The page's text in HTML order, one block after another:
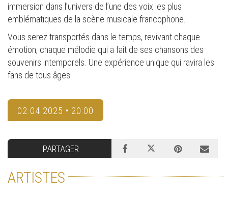
immersion dans l’univers de l’une des voix les plus
emblématiques de la scène musicale francophone.
Vous serez transportés dans le temps, revivant chaque
émotion, chaque mélodie qui a fait de ses chansons des
souvenirs intemporels. Une expérience unique qui ravira les
fans de tous âges!
02.04.2025 • 20:00
PARTAGER
ARTISTES